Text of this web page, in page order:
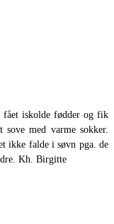
fået iskolde fødder og fik
sove med varme sokker.
ikke falde i søvn pga. de
Kh. Birgitte